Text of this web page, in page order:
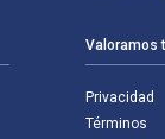
Valoramos
Privacidad
Términos